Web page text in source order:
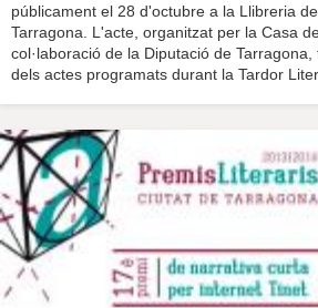
públicament el 28 d'octubre a la Llibreria
Tarragona. L'acte, organitzat per la Casa
col·laboració de la Diputació de
dels actes programats durant la Tardor